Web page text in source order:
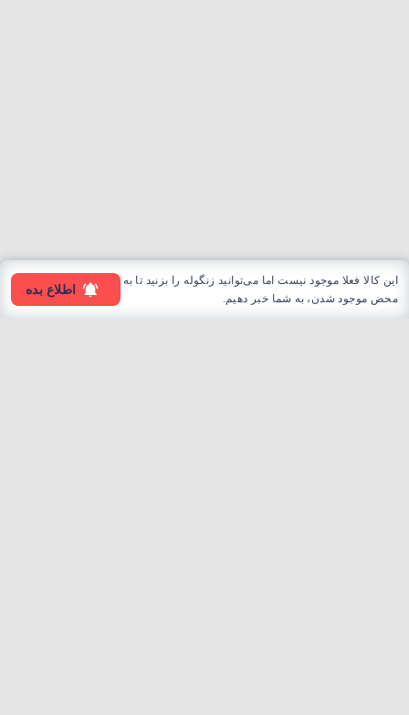
این کالا فعلا موجود نیست اما می‌توانید زنگوله را بزنید تا به
محض موجود شدن، به شما خبر دهیم.
اطلاع بده